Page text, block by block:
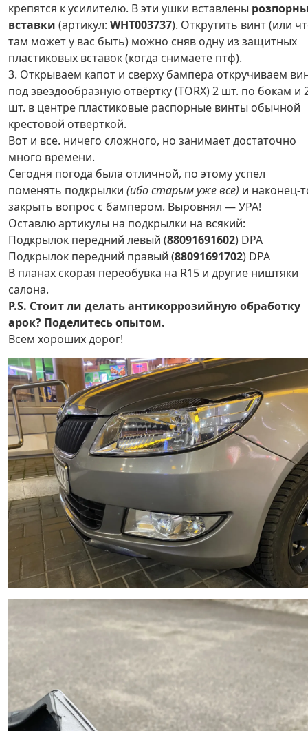
крепятся к усилителю. В эти ушки вставлены
вставки (артикул: WHT003737). Открутить винт (или
там может у вас быть) можно сняв одну из защитных
пластиковых вставок (когда снимаете птф).
3. Открываем капот и сверху бампера откручиваем
под звездообразную отвёртку (TORX) 2 шт. по бокам и
шт. в центре пластиковые распорные винты обычной
крестовой отверткой.
Вот и все. ничего сложного, но занимает достаточно
много времени.
Сегодня погода была отличной, по этому успел
поменять подкрылки (ибо старым уже все) и наконец-
закрыть вопрос с бампером. Выровнял — УРА!
Оставлю артикулы на подкрылки на всякий:
Подкрылок передний левый (88091691602) DPA
Подкрылок передний правый (88091691702) DPA
В планах скорая переобувка на R15 и другие ништяки
салона.
P.S. Стоит ли делать антикоррозийную обработку
арок? Поделитесь опытом.
Всем хороших дорог!